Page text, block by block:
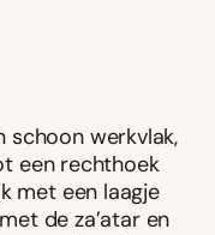
schoon werkvlak,
een rechthoek
met een laagje
de za’atar en